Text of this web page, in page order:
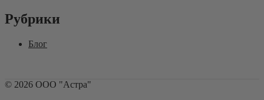
Рубрики
Блог
© 2026 ООО "Астра"